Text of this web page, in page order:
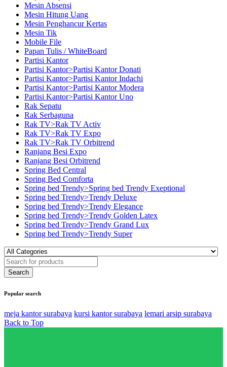
Mesin Absensi
Mesin Hitung Uang
Mesin Penghancur Kertas
Mesin Tik
Mobile File
Papan Tulis / WhiteBoard
Partisi Kantor
Partisi Kantor>Partisi Kantor Donati
Partisi Kantor>Partisi Kantor Indachi
Partisi Kantor>Partisi Kantor Modera
Partisi Kantor>Partisi Kantor Uno
Rak Sepatu
Rak Serbaguna
Rak TV>Rak TV Activ
Rak TV>Rak TV Expo
Rak TV>Rak TV Orbitrend
Ranjang Besi Expo
Ranjang Besi Orbitrend
Spring Bed Central
Spring Bed Comforta
Spring bed Trendy>Spring bed Trendy Exeptional
Spring bed Trendy>Trendy Deluxe
Spring bed Trendy>Trendy Elegance
Spring bed Trendy>Trendy Golden Latex
Spring bed Trendy>Trendy Grand Lux
Spring bed Trendy>Trendy Super
Popular search
meja kantor surabaya kursi kantor surabaya lemari arsip surabaya
Back to Top